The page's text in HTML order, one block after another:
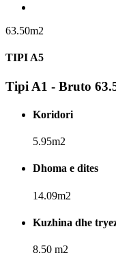
63.50m2
TIPI A5
Tipi A1 - Bruto
Koridori
5.95m2
Dhoma e dites
14.09m2
Kuzhina dhe
8.50 m2